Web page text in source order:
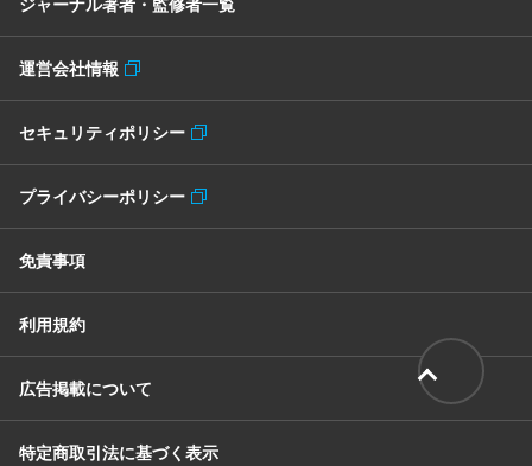
運営会社情報
セキュリティポリシー
プライバシーポリシー
免責事項
利用規約
広告掲載について
特定商取引法に基づく表示